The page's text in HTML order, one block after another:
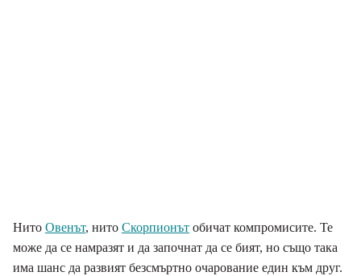
Нито Овенът, нито Скорпионът обичат компромисите. Те
може да се намразят и да започнат да се бият, но също така
има шанс да развият безсмъртно очарование един към друг.